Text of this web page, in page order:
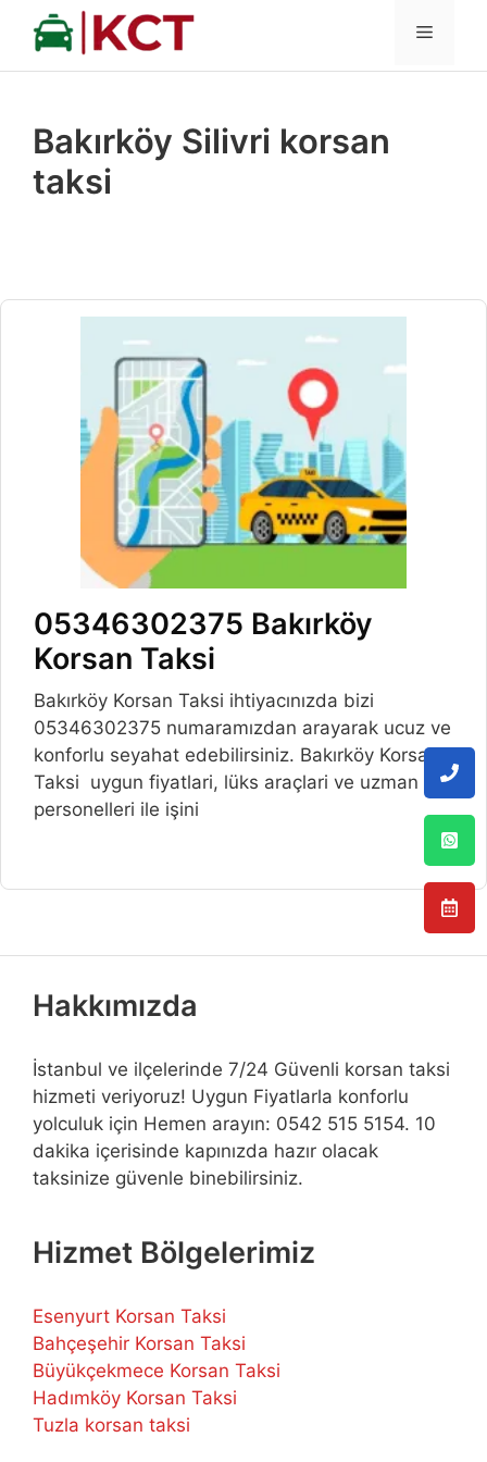
İçeriğe
MENÜ
Bakırköy Silivri korsan
taksi
05346302375 Bakırköy
Korsan Taksi
Bakırköy Korsan Taksi ihtiyacınızda bizi
05346302375 numaramızdan arayarak ucuz ve
konforlu seyahat edebilirsiniz. Bakırköy Korsan
Taksi uygun fiyatlari, lüks araçlari ve uzman
personelleri ile işini
Hakkımızda
İstanbul ve ilçelerinde 7/24 Güvenli korsan taksi
hizmeti veriyoruz! Uygun Fiyatlarla konforlu
yolculuk için Hemen arayın: 0542 515 5154. 10
dakika içerisinde kapınızda hazır olacak
taksinize güvenle binebilirsiniz.
Hizmet Bölgelerimiz
Esenyurt Korsan Taksi
Bahçeşehir Korsan Taksi
Büyükçekmece Korsan Taksi
Hadımköy Korsan Taksi
Tuzla korsan taksi